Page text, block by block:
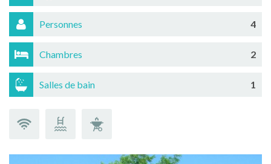
Personnes 4
Chambres 2
Salles de bain 1